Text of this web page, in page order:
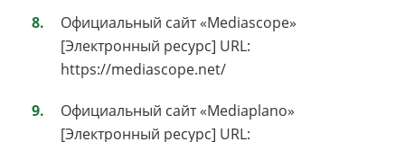
Официальный сайт «Mediascope»
[Электронный ресурс] URL:
https://mediascope.net/
Официальный сайт «Mediaplano»
[Электронный ресурс] URL: